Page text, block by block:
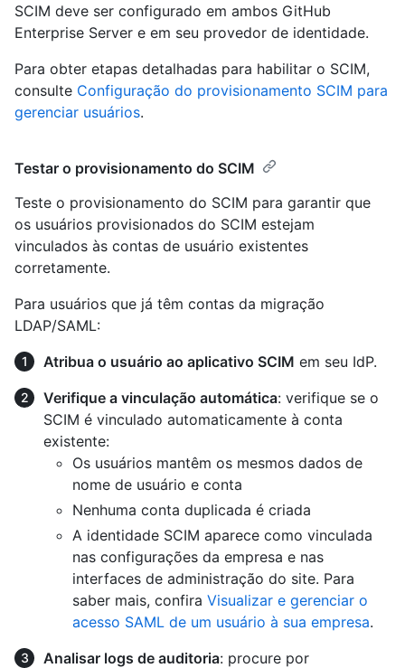
SCIM deve ser configurado em ambos GitHub
Enterprise Server e em seu provedor de identidade.
Para obter etapas detalhadas para habilitar o SCIM,
consulte Configuração do provisionamento SCIM para
gerenciar usuários.
Testar o provisionamento do SCIM
Teste o provisionamento do SCIM para garantir que
os usuários provisionados do SCIM estejam
vinculados às contas de usuário existentes
corretamente.
Para usuários que já têm contas da migração
LDAP/SAML:
Atribua o usuário ao aplicativo SCIM em seu IdP.
Verifique a vinculação automática: verifique se o
SCIM é vinculado automaticamente à conta
existente:
Os usuários mantêm os mesmos dados de
nome de usuário e conta
Nenhuma conta duplicada é criada
A identidade SCIM aparece como vinculada
nas configurações da empresa e nas
interfaces de administração do site. Para
saber mais, confira Visualizar e gerenciar o
acesso SAML de um usuário à sua empresa.
Analisar logs de auditoria: procure por